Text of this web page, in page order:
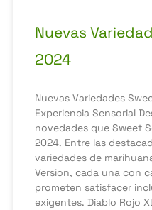
Nuevas
2024
Nuevas Variedades
Experiencia Sensorial
novedades que Sweet
2024. Entre las
variedades de
Version, cada una con
prometen satisfacer
exigentes. Diablo Rojo